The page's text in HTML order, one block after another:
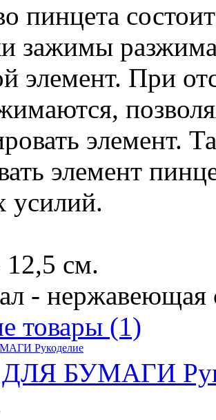
пинцета
зажимы
элемент. При
элемент.
элемент
усилий.
см.
- нержавеющая
товары (1)
БУМАГИ